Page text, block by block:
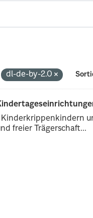
dl-de-by-2.0
freier Trägerschaft...